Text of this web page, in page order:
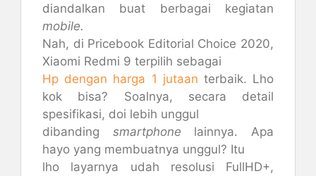
diandalkan buat berbagai kegiatan
mobile.
Nah, di Pricebook Editorial Choice 2020,
Xiaomi Redmi 9 terpilih sebagai
Hp dengan harga 1 jutaan terbaik. Lho
kok bisa? Soalnya, secara detail
spesifikasi, doi lebih unggul
dibanding smartphone lainnya. Apa
hayo yang membuatnya unggul? Itu
lho layarnya udah resolusi FullHD+,